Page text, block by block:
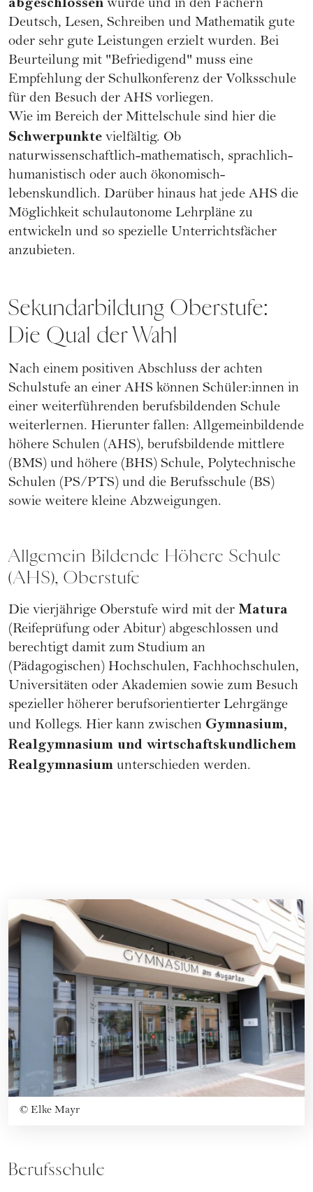
wurde und in den Fächern
Deutsch, Lesen, Schreiben und Mathematik gute
oder sehr gute Leistungen erzielt wurden. Bei
Beurteilung mit "Befriedigend" muss eine
Empfehlung der Schulkonferenz der Volksschule
für den Besuch der AHS vorliegen.
Wie im Bereich der Mittelschule sind hier die
Schwerpunkte vielfältig. Ob
naturwissenschaftlich-mathematisch, sprachlich-
humanistisch oder auch ökonomisch-
lebenskundlich. Darüber hinaus hat jede AHS die
Möglichkeit schulautonome Lehrpläne zu
entwickeln und so spezielle Unterrichtsfächer
anzubieten.
Sekundarbildung Oberstufe:
Die Qual der Wahl
Nach einem positiven Abschluss der achten
Schulstufe an einer AHS können Schüler:innen in
einer weiterführenden berufsbildenden Schule
weiterlernen. Hierunter fallen: Allgemeinbildende
höhere Schulen (AHS), berufsbildende mittlere
(BMS) und höhere (BHS) Schule, Polytechnische
Schulen (PS/PTS) und die Berufsschule (BS)
sowie weitere kleine Abzweigungen.
Allgemein Bildende Höhere Schule
(AHS), Oberstufe
Die vierjährige Oberstufe wird mit der Matura
(Reifeprüfung oder Abitur) abgeschlossen und
berechtigt damit zum Studium an
(Pädagogischen) Hochschulen, Fachhochschulen,
Universitäten oder Akademien sowie zum Besuch
spezieller höherer berufsorientierter Lehrgänge
und Kollegs. Hier kann zwischen Gymnasium,
Realgymnasium und wirtschaftskundlichem
Realgymnasium unterschieden werden.
© Elke Mayr
Berufsschule